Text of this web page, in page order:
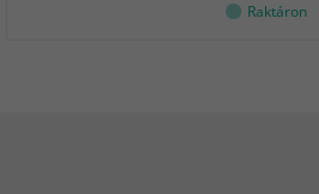
Raktáron